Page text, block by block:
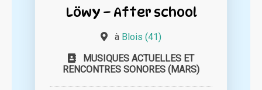
Löwy – After school
à Blois (41)
MUSIQUES ACTUELLES ET
RENCONTRES SONORES (MARS)